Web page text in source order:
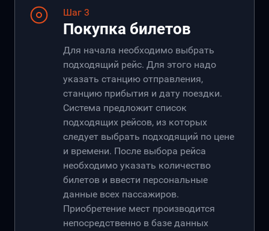
Шаг 3
Покупка билетов
Для начала необходимо выбрать
подходящий рейс. Для этого надо
указать станцию отправления,
станцию прибытия и дату поездки.
Система предложит список
подходящих рейсов, из которых
следует выбрать подходящий по цене
и времени. После выбора рейса
необходимо указать количество
билетов и ввести персональные
данные всех пассажиров.
Приобретение мест производится
непосредственно в базе данных